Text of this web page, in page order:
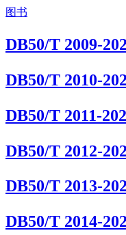
图书
DB50/T 2009-
DB50/T 2010-
DB50/T 2011-
DB50/T 2012-
DB50/T 2013-
DB50/T 2014-